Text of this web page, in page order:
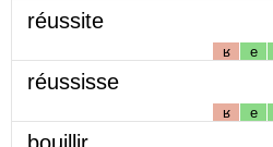
réussite
ʁ e
réussisse
ʁ e
bouillir